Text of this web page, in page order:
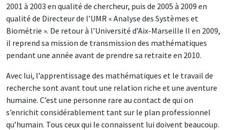
2001 à 2003 en qualité de chercheur, puis de 2005 à 2009 en
qualité de Directeur de l’UMR « Analyse des Systèmes et
Biométrie ». De retour à l’Université d’Aix-Marseille II en 2009,
il reprend sa mission de transmission des mathématiques
pendant une année avant de prendre sa retraite en 2010.
Avec lui, l’apprentissage des mathématiques et le travail de
recherche sont avant tout une relation riche et une aventure
humaine. C’est une personne rare au contact de qui on
s’enrichit considérablement tant sur le plan professionnel
qu’humain. Tous ceux qui le connaissent lui doivent beaucoup.